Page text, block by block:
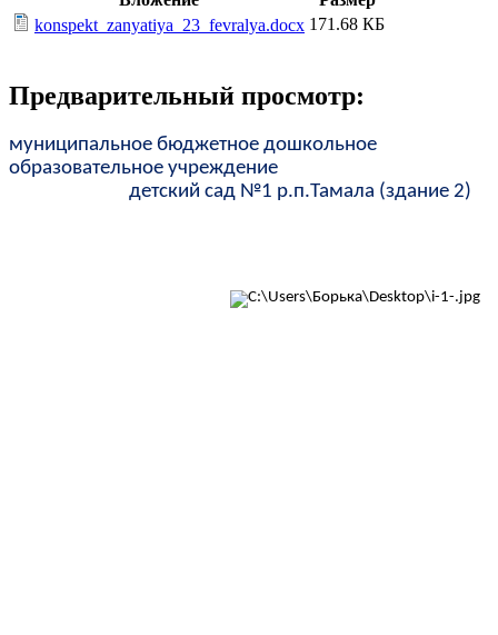
konspekt_zanyatiya_23_fevralya.docx 171.68 КБ
Предварительный просмотр:
муниципальное бюджетное дошкольное
образовательное учреждение
детский сад №1 р.п.Тамала (здание 2)